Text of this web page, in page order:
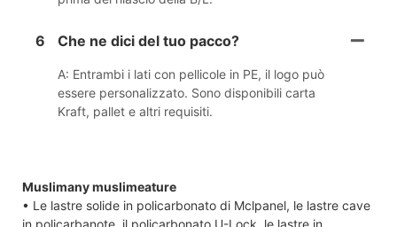
6 Che ne dici del tuo pacco?
A: Entrambi i lati con pellicole in PE, il logo può
essere personalizzato. Sono disponibili carta
Kraft, pallet e altri requisiti.
Muslimany muslimeature
• Le lastre solide in policarbonato di Mclpanel, le lastre cave